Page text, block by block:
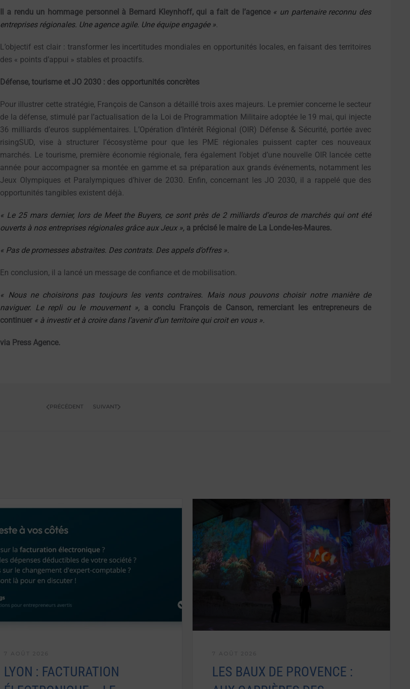
Il a rendu un hommage personnel à Bernard Kleynhoff, qui a fait de l’agence « un partenaire reconnu des
entreprises régionales. Une agence agile. Une équipe engagée ».
L’objectif est clair : transformer les incertitudes mondiales en opportunités locales, en faisant des territoires
des « points d’appui » stables et proactifs.
Défense, tourisme et JO 2030 : des opportunités concrètes
Pour illustrer cette stratégie, François de Canson a détaillé trois axes majeurs. Le premier concerne le secteur
de la défense, stimulé par l’actualisation de la Loi de Programmation Militaire adoptée le 19 mai, qui injecte
36 milliards d’euros supplémentaires. L’Opération d’Intérêt Régional (OIR) Défense & Sécurité, portée avec
risingSUD, vise à structurer l’écosystème pour que les PME régionales puissent capter ces nouveaux
marchés. Le tourisme, première économie régionale, fera également l’objet d’une nouvelle OIR lancée cette
année pour accompagner sa montée en gamme et sa préparation aux grands événements, notamment les
Jeux Olympiques et Paralympiques d’hiver de 2030. Enfin, concernant les JO 2030, il a rappelé que des
opportunités tangibles existent déjà.
« Le 25 mars dernier, lors de Meet the Buyers, ce sont près de 2 milliards d’euros de marchés qui ont été
ouverts à nos entreprises régionales grâce aux Jeux », a précisé le maire de La Londe-les-Maures.
« Pas de promesses abstraites. Des contrats. Des appels d’offres ».
En conclusion, il a lancé un message de confiance et de mobilisation.
« Nous ne choisirons pas toujours les vents contraires. Mais nous pouvons choisir notre manière de
naviguer. Le repli ou le mouvement », a conclu François de Canson, remerciant les entrepreneurs de
continuer« à investir et à croire dans l’avenir d’un territoire qui croit en vous ».
via Press Agence.
PRÉCÉDENT SUIVANT
LYON : FACTURATION
LES BAUX DE PROVENCE :